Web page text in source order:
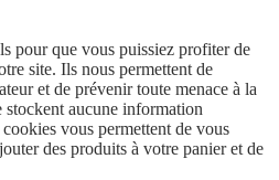
pour que vous puissiez profiter de
site. Ils nous permettent de
et de prévenir toute menace à la
aucune information
vous permettent de vous
des produits à votre panier et de